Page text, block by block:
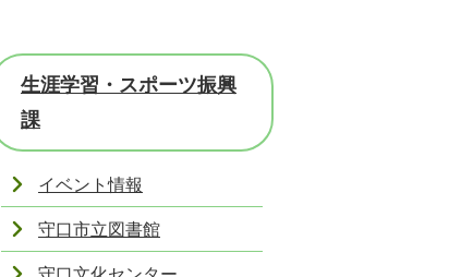
生涯学習・スポーツ振興
課
イベント情報
守口市立図書館